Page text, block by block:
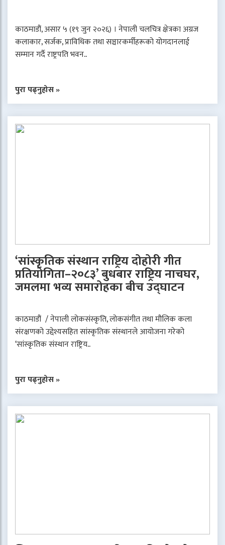
काठमाडौं, असार ५ (१९ जुन २०२६) । नेपाली चलचित्र क्षेत्रका अग्रज
कलाकार, सर्जक, प्राविधिक तथा सञ्चारकर्मीहरूको योगदानलाई
सम्मान गर्दै राष्ट्रपति भवन..
पुरा पढ्नुहोस »
‘सांस्कृतिक संस्थान राष्ट्रिय दोहोरी गीत
प्रतियोगिता–२०८३’ बुधबार राष्ट्रिय नाचघर,
जमलमा भव्य समारोहका बीच उद्घाटन
काठमाडौं / नेपाली लोकसंस्कृति, लोकसंगीत तथा मौलिक कला
संरक्षणको उद्देश्यसहित सांस्कृतिक संस्थानले आयोजना गरेको
‘सांस्कृतिक संस्थान राष्ट्रिय..
पुरा पढ्नुहोस »